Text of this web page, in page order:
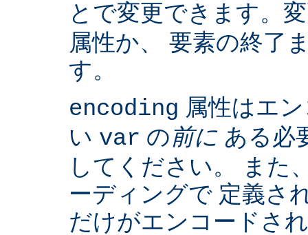
とで変更できます。
属性か、 要素の終了
す。
encoding 属性はエ
い var の前に ある必
してください。 また
ーディングで 定義さ
だけがエンコードさ